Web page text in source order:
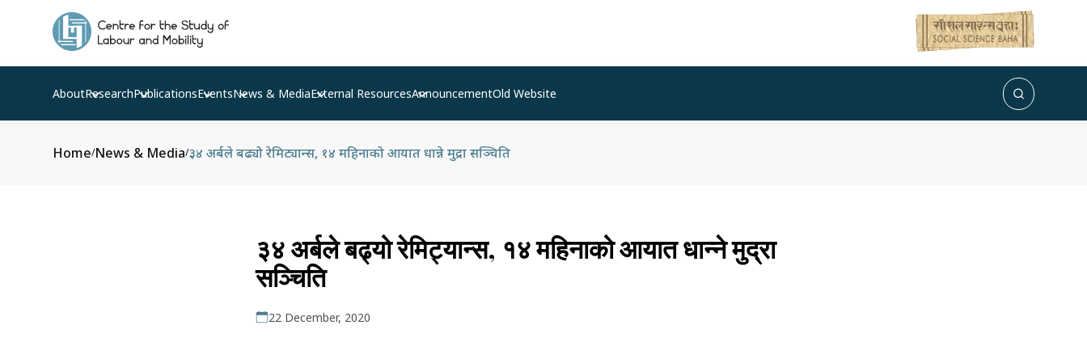
AboutResearchPublicationsEventsNews & MediaExternal ResourcesAnnouncementOld Website
Home/News & Media/३४ अर्बले बढ्यो रेमिट्यान्स, १४ महिनाको आयात धान्ने मुद्रा सञ्चिति
३४ अर्बले बढ्यो रेमिट्यान्स, १४ महिनाको आयात धान्ने मुद्रा
सञ्चिति
22 December, 2020